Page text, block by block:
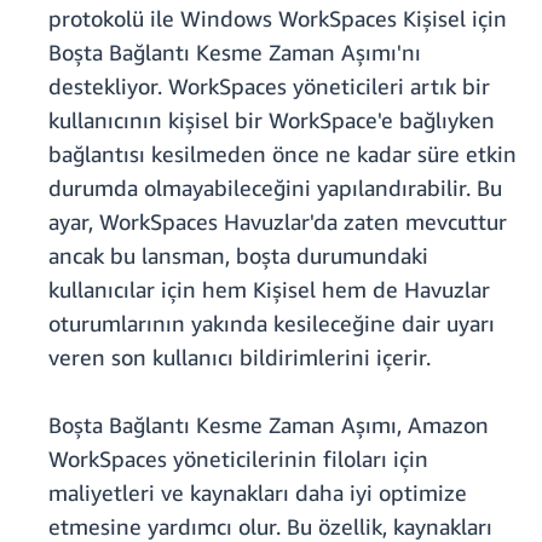
protokolü ile Windows WorkSpaces Kişisel için
Boşta Bağlantı Kesme Zaman Aşımı'nı
destekliyor. WorkSpaces yöneticileri artık bir
kullanıcının kişisel bir WorkSpace'e bağlıyken
bağlantısı kesilmeden önce ne kadar süre etkin
durumda olmayabileceğini yapılandırabilir. Bu
ayar, WorkSpaces Havuzlar'da zaten mevcuttur
ancak bu lansman, boşta durumundaki
kullanıcılar için hem Kişisel hem de Havuzlar
oturumlarının yakında kesileceğine dair uyarı
veren son kullanıcı bildirimlerini içerir.
Boşta Bağlantı Kesme Zaman Aşımı, Amazon
WorkSpaces yöneticilerinin filoları için
maliyetleri ve kaynakları daha iyi optimize
etmesine yardımcı olur. Bu özellik, kaynakları